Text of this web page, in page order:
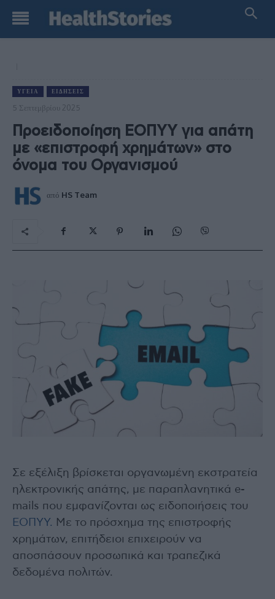
ΥΓΕΊΑ ΕΙΔΉΣΕΙΣ
5 Σεπτεμβρίου 2025
Προειδοποίηση ΕΟΠΥΥ για απάτη
με «επιστροφή χρημάτων» στο
όνομα του Οργανισμού
από HS Team
Σε εξέλιξη βρίσκεται οργανωμένη εκστρατεία
ηλεκτρονικής απάτης, με παραπλανητικά e-
mails που εμφανίζονται ως ειδοποιήσεις του
ΕΟΠΥΥ. Με το πρόσχημα της επιστροφής
χρημάτων, επιτήδειοι επιχειρούν να
αποσπάσουν προσωπικά και τραπεζικά
δεδομένα πολιτών.